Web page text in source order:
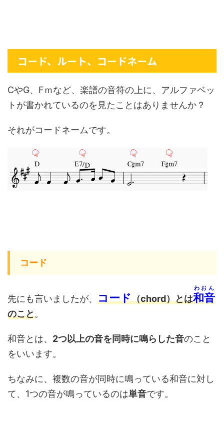
コード、ルート、コードネーム
CやG、Fｍなど、楽譜の音符の上に、アルファベッ
トが書かれているのを見たことはありませんか？
それがコードネームです。
コード
先にも言いましたが、 コード（chord）とは和音
わおん
のこと。
和音とは、 2つ以上の音を同時に鳴らした音のこと
をいいます。
ちなみに、複数の音が同時に鳴っている和音に対し
て、1つの音が鳴っているのは単音です。